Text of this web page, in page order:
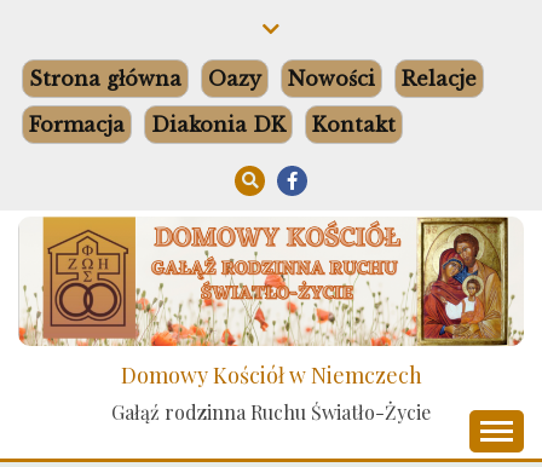
content
Strona główna Oazy Nowości
Relacje
Formacja
Diakonia DK Kontakt
Domowy Kościół w Niemczech
Gałąź rodzinna Ruchu Światło-Życie